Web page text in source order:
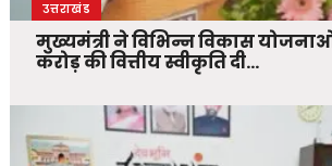
उत्तराखंड
मुख्यमंत्री ने विभिन्न विकास
करोड़ की वित्तीय स्वीकृति दी…